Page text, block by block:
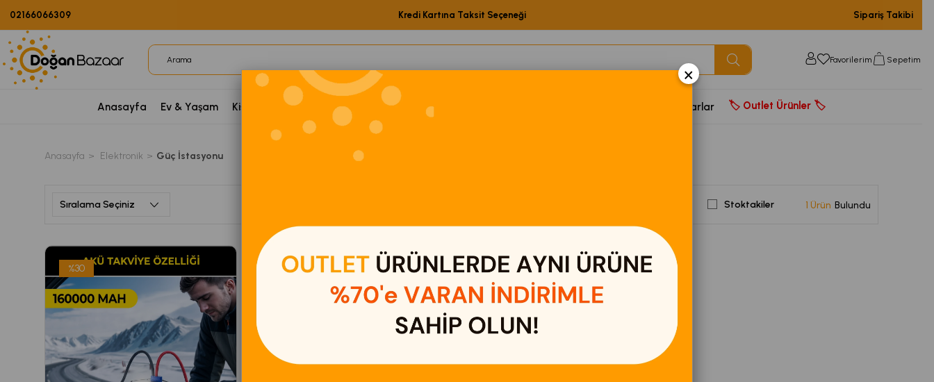
02166066309 Kredi Kartına Taksit Seçeneği Sipariş Takibi
Favorilerim Sepetim
Anasayfa Ev & Yaşam Kişisel Bakım PetShop Ürünleri Elektronik Aksesuarlar 🏷️ Outlet Ürünler 🏷️
Anasayfa Elektronik Güç İstasyonu
Stoktakiler 1 Ürün
%30
×